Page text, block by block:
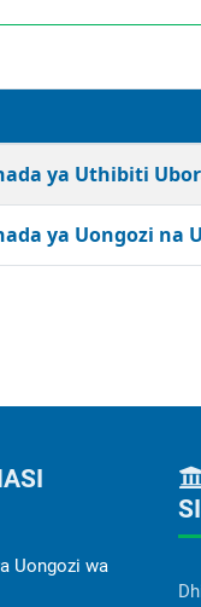
ya Uthibiti
ya Uongozi na
Uongozi wa